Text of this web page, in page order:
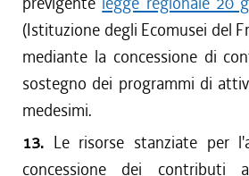
(Istituzione degli Ecomusei del
mediante la concessione di
sostegno dei programmi di
medesimi.
13. Le risorse stanziate per
concessione dei contributi